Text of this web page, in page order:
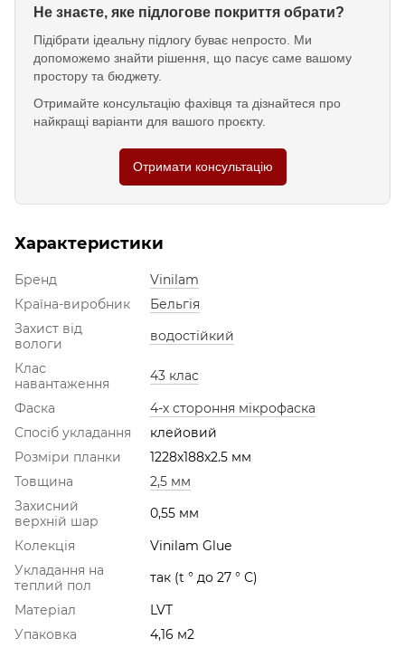
Не знаєте, яке підлогове покриття обрати?
Підібрати ідеальну підлогу буває непросто. Ми
допоможемо знайти рішення, що пасує саме вашому
простору та бюджету.
Отримайте консультацію фахівця та дізнайтеся про
найкращі варіанти для вашого проєкту.
Отримати консультацію
Характеристики
Бренд
Vinilam
Країна-виробник
Бельгія
Захист від
вологи
водостійкий
Клас
навантаження
43 клас
Фаска
4-х стороння мікрофаска
Спосіб укладання
клейовий
Розміри планки
1228х188х2.5 мм
Товщина
2,5 мм
Захисний
верхній шар
0,55 мм
Колекція
Vinilam Glue
Укладання на
теплий пол
так (t ° до 27 ° С)
Матеріал
LVT
Упаковка
4,16 м2